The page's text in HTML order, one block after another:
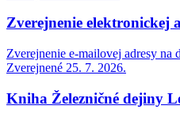
Zverejnenie elektronickej
Zverejnenie e-mailovej adresy na
Zverejnené 25. 7. 2026.
Kniha Železničné dejiny